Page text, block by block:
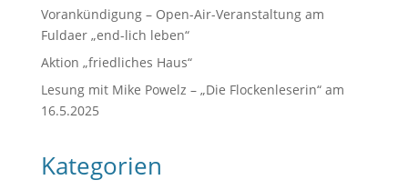
Vorankündigung – Open-Air-Veranstaltung am
Fuldaer „end-lich leben“
Aktion „friedliches Haus“
Lesung mit Mike Powelz – „Die Flockenleserin“ am
16.5.2025
Kategorien